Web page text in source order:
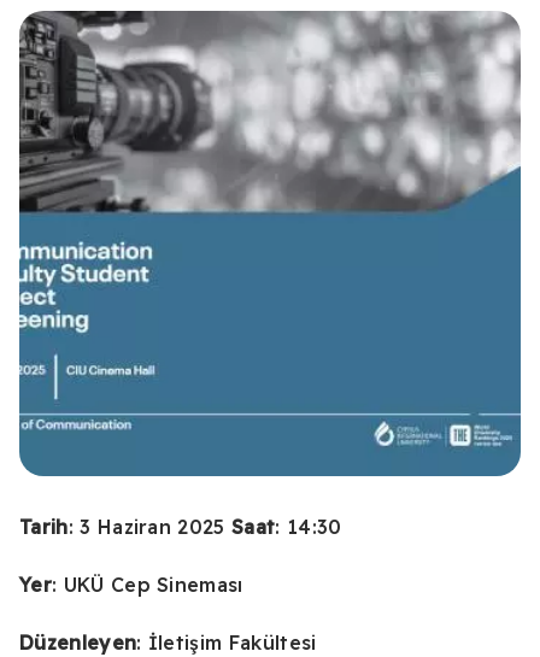
Tarih: 3 Haziran 2025Saat: 14:30
Yer: UKÜ Cep Sineması
Düzenleyen: İletişim Fakültesi